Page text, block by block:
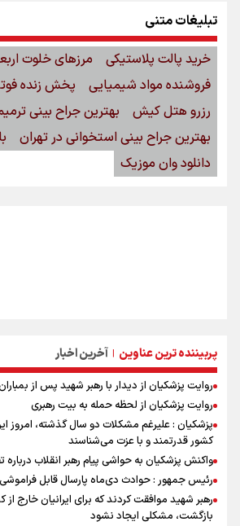
پربیننده ترین عناوین | آخرین اخبار
روایت پزشکیان از دیدار با رهبر شهید پس از
روایت پزشکیان از لحظه حمله به بیت رهبری
پزشکیان : علیرغم مشکلات دو سال گذشته، امروز
کشور قدرتمند و با عزت می‌شناسند
واکنش پزشکیان به حواشی پیام رهبر انقلاب
رئیس جمهور : حوادث دی‌ماه پارسال قابل
رهبر شهید موافقت کردند که برای ایرانیان خارج
بازگشت، مشکلی ایجاد نشود
تبلیغات متنی
خرید پالت پلاستیکی
مرزهای خلوت
فروشنده مواد شیمیایی
پخش زنده
رزرو هتل کیش
بهترین جراح بینی
بهترین جراح بینی استخوانی در تهران
دانلود وان موزیک